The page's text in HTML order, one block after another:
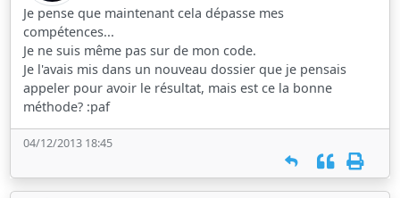
Je pense que maintenant cela dépasse mes
compétences...
Je ne suis même pas sur de mon code.
Je l'avais mis dans un nouveau dossier que je pensais
appeler pour avoir le résultat, mais est ce la bonne
méthode? :paf
04/12/2013 18:45